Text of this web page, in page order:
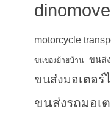
dinomove
motorcycle
ขนของย้ายบ้าน ขนส่ง
ขนส่งมอเตอร์
ขนส่งรถมอเ